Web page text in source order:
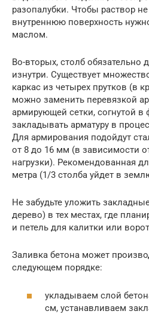
разопалубки. Чтобы раствор
внутреннюю поверхность
маслом.
Во-вторых, столб
изнутри. Существует
каркас из четырех прутков (в
можно заменить перевязкой
армирующей сетки, согнутой
закладывать арматуру в
Для армирования подойдут
от 8 до 16 мм (в зависимости
нагрузки). Рекомендованная
метра (1/3 столба уйдет в
Не забудьте уложить
дерево) в тех местах, где
и петель для калитки или
Заливка бетона может
следующем порядке:
укладываем слой
см, устанавливаем